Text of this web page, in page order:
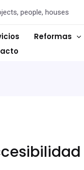
people, houses
Reformas